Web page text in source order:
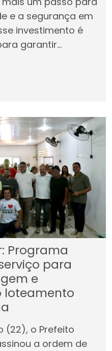
e a segurança em
investimento é
garantir…
Programa
para
e
loteamento
(22), o Prefeito
a ordem de